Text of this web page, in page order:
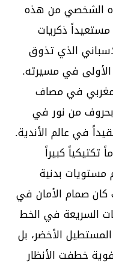
الشخصي من هذه
مستعيداً ذكريات
الذي تذوق
في مسيرته.
في مصاف
بحروف من نور في
في عالم الأندية.
تكتيكياً كبيراً
بدنية
كان صمام الأمان في
السريعة في الخط
الأخضر، بل
خطفت الأنظار